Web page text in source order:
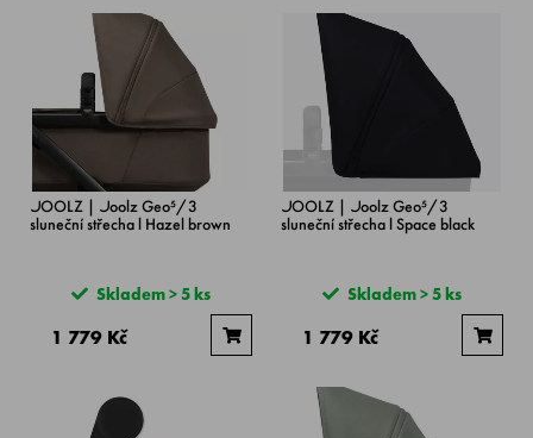
JOOLZ | Joolz Geo⁵/3
sluneční střecha l Hazel brown
Skladem > 5 ks
1 779 Kč
JOOLZ | Joolz Geo⁵/3
sluneční střecha l Space black
Skladem > 5 ks
1 779 Kč